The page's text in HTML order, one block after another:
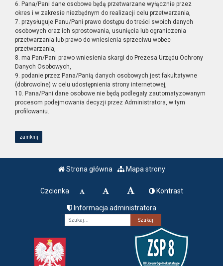
6. Pana/Pani dane osobowe będą przetwarzane wyłącznie przez
okres i w zakresie niezbędnym do realizacji celu przetwarzania,
7. przysługuje Panu/Pani prawo dostępu do treści swoich danych
osobowych oraz ich sprostowania, usunięcia lub ograniczenia
przetwarzania lub prawo do wniesienia sprzeciwu wobec
przetwarzania,
8. ma Pan/Pani prawo wniesienia skargi do Prezesa Urzędu Ochrony
Danych Osobowych,
9. podanie przez Pana/Panią danych osobowych jest fakultatywne
(dobrowolne) w celu udostępnienia strony internetowej,
10. Pana/Pani dane osobowe nie będą podlegały zautomatyzowanym
procesom podejmowania decyzji przez Administratora, w tym
profilowaniu.
zamknij
Strona główna Mapa strony
Czcionka Kontrast
Informacja administratora
Fraza